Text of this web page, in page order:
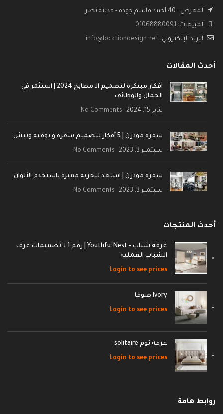
المعرض : 40 أحمد قاسم جوده - مدينة نصر
المبيعات: 01068880091
البريد الإلكتروني: info@locationdesign.net
أحدث المقالات
أفكار مبتكرة لتصميم الـ مطابخ 2024 | استثمر في
الجمال والوظائف
يناير 15, 2024 No Comments
سفره مودرن | 5 أفكار لتصميم سفرة و بوفيه ونيش
سبتمبر 3, 2023 No Comments
سفره مودرن | استعد لتجربة مميزة باستخدم الألوان
سبتمبر 3, 2023 No Comments
أحدث المنتجات
غرفة شباب - Youthful Nest | رقم 1 لـ تصميمات غرف
الشباب العمليه
Login to see prices
Ivory صوفا
Login to see prices
غرفة نوم solitaire
Login to see prices
روابط هامة